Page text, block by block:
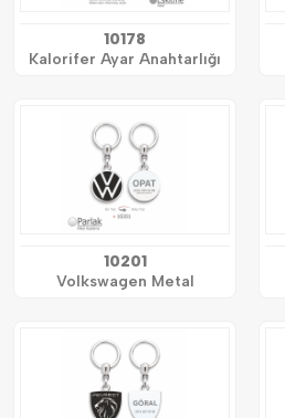
10178
Kalorifer Ayar Anahtarlığı
10201
Volkswagen Metal